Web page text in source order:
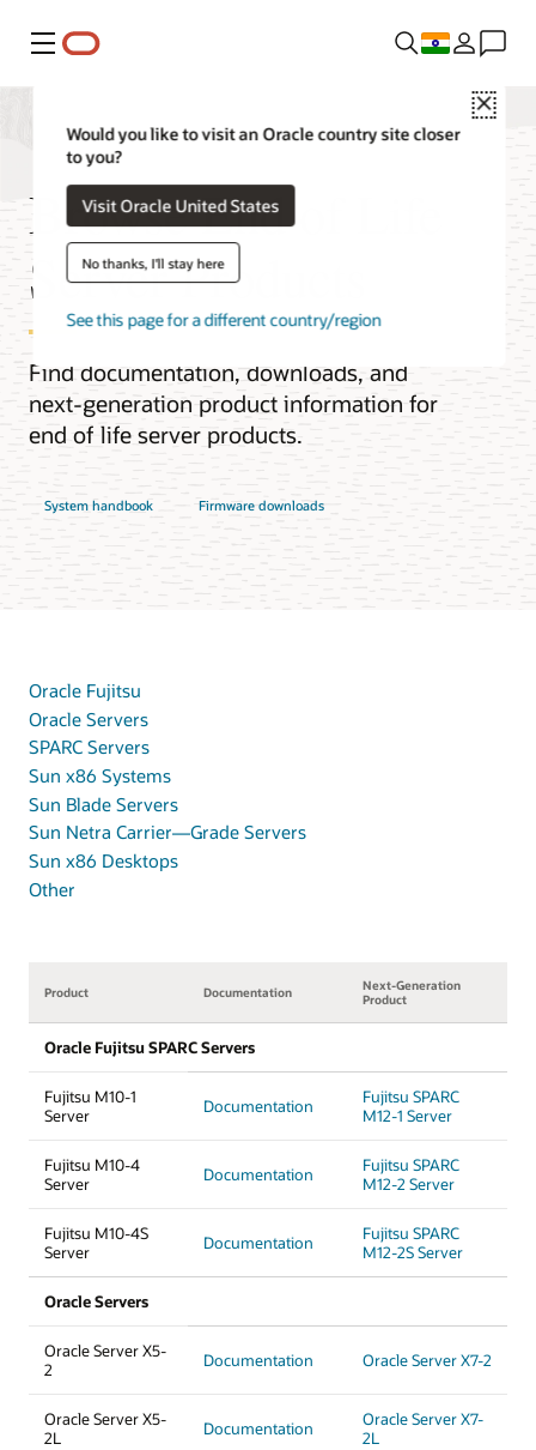
Menu
Close
Would you like to visit an Oracle country site closer
to you?
Visit Oracle United States
No thanks, I'll stay here
See this page for a different country/region
Browse End of Life
Server Products
Find documentation, downloads, and
next-generation product information for
end of life server products.
System handbook Firmware downloads
Oracle Fujitsu
Oracle Servers
SPARC Servers
Sun x86 Systems
Sun Blade Servers
Sun Netra Carrier—Grade Servers
Sun x86 Desktops
Other
Product Documentation
Next-Generation
Product
Oracle Fujitsu SPARC Servers
Fujitsu M10-1
Server
Documentation
Fujitsu SPARC
M12-1 Server
Fujitsu M10-4
Server
Documentation
Fujitsu SPARC
M12-2 Server
Fujitsu M10-4S
Server
Documentation
Fujitsu SPARC
M12-2S Server
Oracle Servers
Oracle Server X5-
2
Documentation Oracle Server X7-2
Oracle Server X5-
2L
Documentation
Oracle Server X7-
2L